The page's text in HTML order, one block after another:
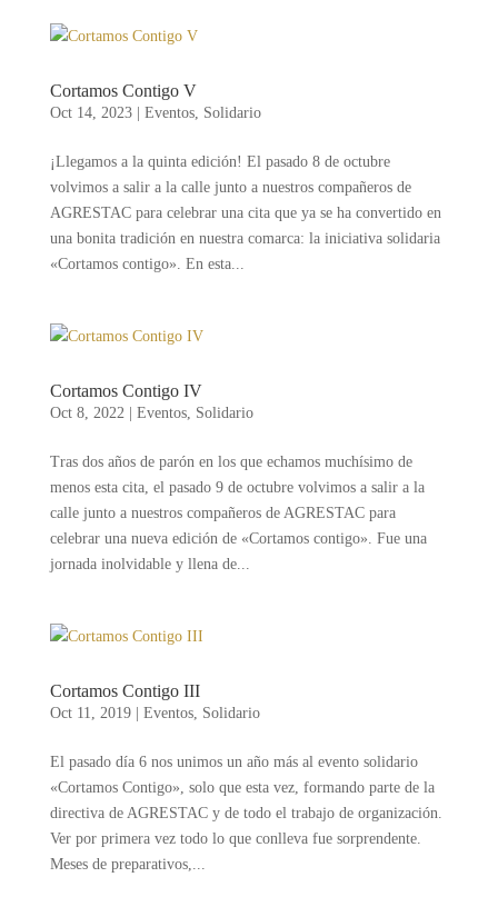
Cortamos Contigo V
Oct 14, 2023| Eventos, Solidario
¡Llegamos a la quinta edición! El pasado 8 de octubre
volvimos a salir a la calle junto a nuestros compañeros de
AGRESTAC para celebrar una cita que ya se ha convertido en
una bonita tradición en nuestra comarca: la iniciativa solidaria
«Cortamos contigo». En esta...
Cortamos Contigo IV
Oct 8, 2022 Eventos, Solidario
Tras dos años de parón en los que echamos muchísimo de
menos esta cita, el pasado 9 de octubre volvimos a salir a la
calle junto a nuestros compañeros de AGRESTAC para
celebrar una nueva edición de «Cortamos contigo». Fue una
jornada inolvidable y llena de...
Cortamos Contigo III
Oct 11, 2019| Eventos, Solidario
El pasado día 6 nos unimos un año más al evento solidario
«Cortamos Contigo», solo que esta vez, formando parte de la
directiva de AGRESTAC y de todo el trabajo de organización.
Ver por primera vez todo lo que conlleva fue sorprendente.
Meses de preparativos,...